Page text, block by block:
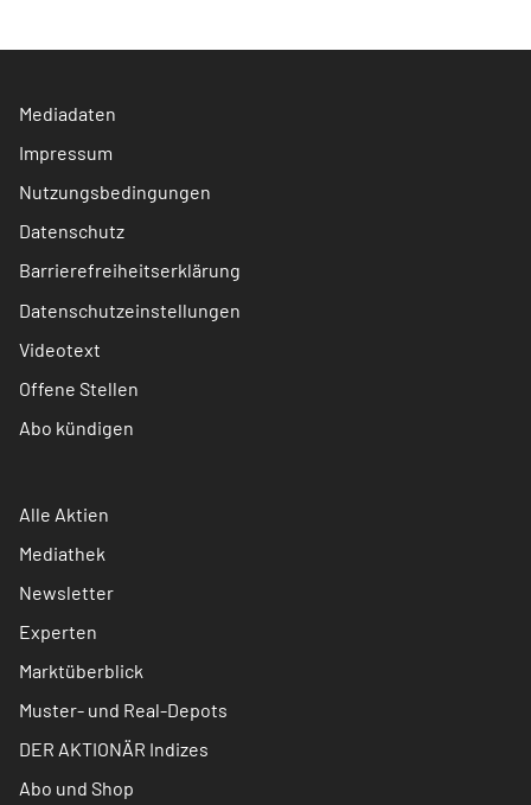
Mediadaten
Impressum
Nutzungsbedingungen
Datenschutz
Barrierefreiheitserklärung
Datenschutzeinstellungen
Videotext
Offene Stellen
Abo kündigen
Alle Aktien
Mediathek
Newsletter
Experten
Marktüberblick
Muster- und Real-Depots
DER AKTIONÄR Indizes
Abo und Shop